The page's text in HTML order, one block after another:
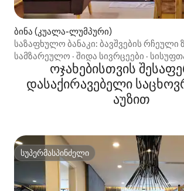
ბინა (კუალა-ლუმპური)
საზაფხულო ბანაკი: ბავშვების რჩეული
სავალზე, 1 Mont Kiara
სამზარეულო · შიდა სივრცეები ·
ოჯახებისთვის
დასაქირავებელი
აუზით
სუპერმასპინძელი
სუპერმასპინძელი